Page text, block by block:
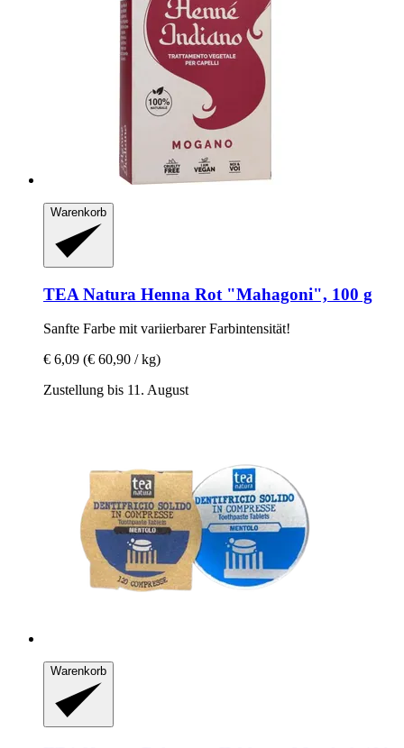
Warenkorb
TEA Natura Henna Rot "Mahagoni", 100 g
Sanfte Farbe mit variierbarer Farbintensität!
€ 6,09 (€ 60,90 / kg)
Zustellung bis 11. August
Warenkorb